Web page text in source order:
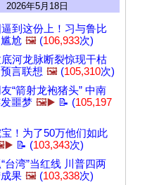
2026年5月18日
到这份上！习与鲁比
尬 🖼️ (106,933次)
河龙脉断裂惊现干枯
言联想 🖼️ (105,310次)
“箭射龙袍猪头” 中南
噩梦 🖼️▶️ 📝 (105,197
！为了50万他们如此
📝 (103,343次)
台湾”当红线 川普四两
果 🖼️ (103,338次)